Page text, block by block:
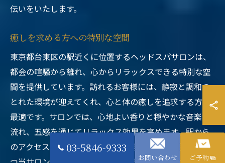
伝いをいたします。
癒しを求める方への特別な空間
東京都台東区の駅近くに位置するヘッドスパサロンは、
都会の喧騒から離れ、心からリラックスできる特別な空
間を提供しています。訪れるお客様には、静寂と調和の
とれた環境が迎えてくれ、心と体の癒しを追求する方に
最適です。サロンでは、心地よい香りと穏やかな音楽が
流れ、五感を通じてリラックス効果を高めます。駅から
のアクセスが便利でありながら、隠れ家的な雰囲気を持
03-5846-9333
お問い合わせ ご予約